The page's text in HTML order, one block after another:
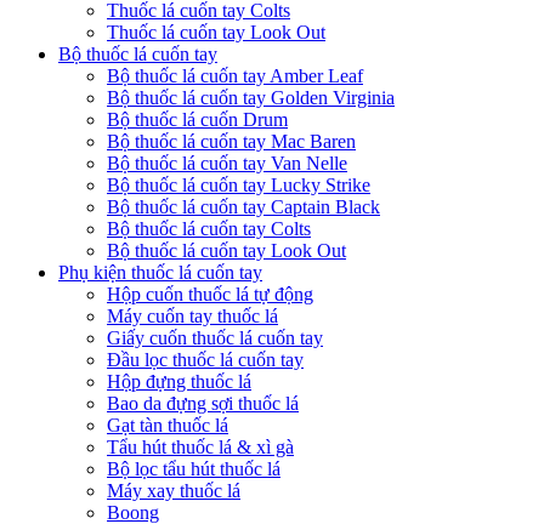
Thuốc lá cuốn tay Colts
Thuốc lá cuốn tay Look Out
Bộ thuốc lá cuốn tay
Bộ thuốc lá cuốn tay Amber Leaf
Bộ thuốc lá cuốn tay Golden Virginia
Bộ thuốc lá cuốn Drum
Bộ thuốc lá cuốn tay Mac Baren
Bộ thuốc lá cuốn tay Van Nelle
Bộ thuốc lá cuốn tay Lucky Strike
Bộ thuốc lá cuốn tay Captain Black
Bộ thuốc lá cuốn tay Colts
Bộ thuốc lá cuốn tay Look Out
Phụ kiện thuốc lá cuốn tay
Hộp cuốn thuốc lá tự động
Máy cuốn tay thuốc lá
Giấy cuốn thuốc lá cuốn tay
Đầu lọc thuốc lá cuốn tay
Hộp đựng thuốc lá
Bao da đựng sợi thuốc lá
Gạt tàn thuốc lá
Tẩu hút thuốc lá & xì gà
Bộ lọc tẩu hút thuốc lá
Máy xay thuốc lá
Boong